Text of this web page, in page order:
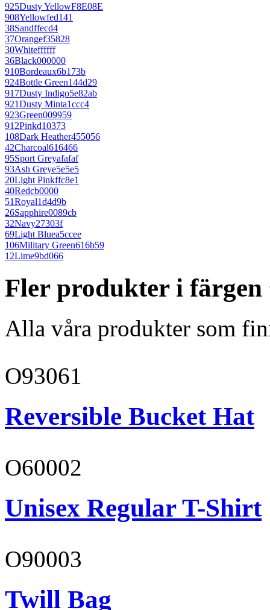
925Dusty YellowF8E08E
908Yellowfed141
38Sandffecd4
37Orangef35828
30Whiteffffff
36Black000000
910Bordeaux6b173b
924Bottle Green144d29
917Dusty Indigo5e82ab
921Dusty Minta1ccc4
923Green009959
912Pinkd10373
108Dark Heather455056
42Charcoal616466
95Sport Greyafafaf
93Ash Greye5e5e5
20Light Pinkffc8e1
40Redcb0000
51Royal1d4d9b
26Sapphire0089cb
32Navy27303f
69Light Bluea5ccee
106Military Green616b59
12Lime9bd066
Fler produkter i färgen
Alla våra produkter som
O93061
Reversible Bucket Hat
O60002
Unisex Regular T-Shirt
O90003
Twill Bag